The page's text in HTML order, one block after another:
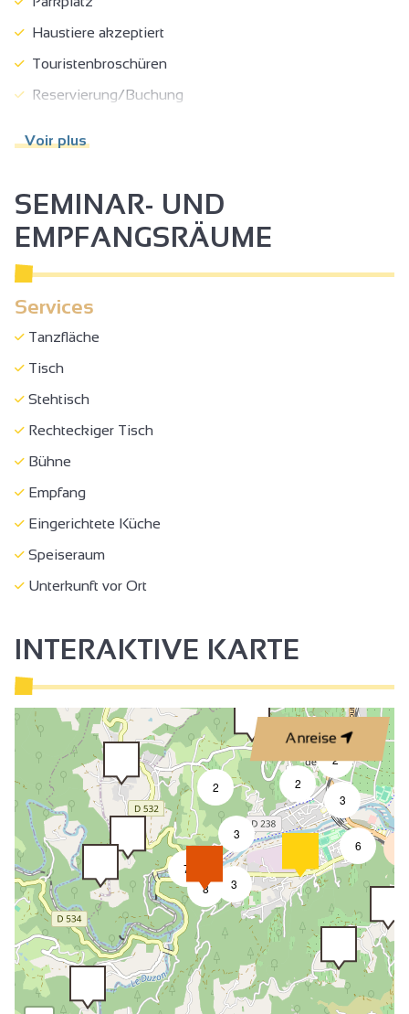
Haustiere akzeptiert
Touristenbroschüren
Reservierung/Buchung
Voir plus
SEMINAR- UND
EMPFANGSRÄUME
Services
Tanzfläche
Tisch
Stehtisch
Rechteckiger Tisch
Bühne
Empfang
Eingerichtete Küche
Speiseraum
Unterkunft vor Ort
INTERAKTIVE KARTE
Anreise
2
7
2
3
3
8
2
3
6